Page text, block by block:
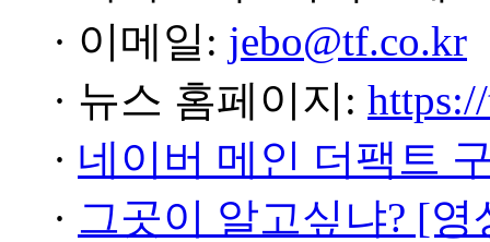
· 이메일: jebo@tf.co.kr
· 뉴스 홈페이지:
· 네이버 메인 더팩트
· 그곳이 알고싶냐? [